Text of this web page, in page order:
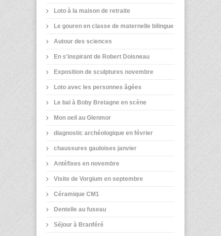
Loto à la maison de retraite
Le gouren en classe de maternelle bilingue
Autour des sciences
En s'inspirant de Robert Doisneau
Exposition de sculptures novembre
Loto avec les personnes âgées
Le bal à Boby Bretagne en scène
Mon oeil au Glenmor
diagnostic archéologique en février
chaussures gauloises janvier
Antéfixes en novembre
Visite de Vorgium en septembre
Céramique CM1
Dentelle au fuseau
Séjour à Branféré